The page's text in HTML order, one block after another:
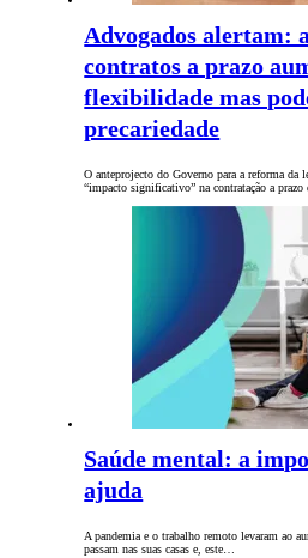
Advogados alertam:
contratos a prazo
flexibilidade mas
precariedade
O anteprojecto do Governo para a reforma da
“impacto significativo” na contratação a
Saúde mental: a
ajuda
A pandemia e o trabalho remoto levaram ao
passam nas suas casas e, este…